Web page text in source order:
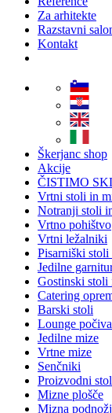
Za arhitekte
Razstavni
Kontakt
Škerjanc shop
Akcije
ČISTIMO
Vrtni stoli in
Notranji stoli
Vrtno pohištvo
Vrtni ležalniki
Pisarniški stoli
Jedilne
Gostinski stoli
Catering
Barski stoli
Lounge
Jedilne mize
Vrtne mize
Senčniki
Proizvodni
Mizne plošče
Mizna